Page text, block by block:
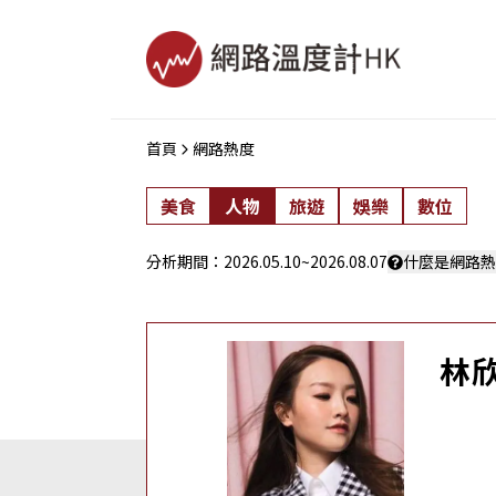
首頁 網路熱度
美食 人物 旅遊 娛樂 數位
分析期間： 2026.05.10~2026.08.07 什麼是網路
林